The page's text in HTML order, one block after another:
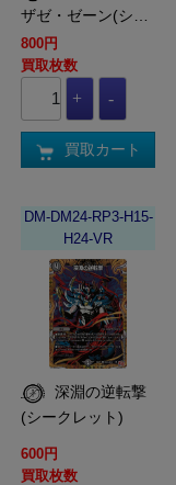
ザゼ・ゼーン(シ…
800円
買取枚数
買取カート
DM-DM24-RP3-H15-
H24-VR
(シークレット)
600円
買取枚数